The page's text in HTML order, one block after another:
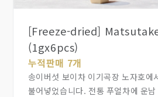
[Freeze-dried]
(1gx6pcs)
누적판매 7개
송이버섯 보이차 이기곡장 노자호에
불어넣었습니다. 전통 푸얼차에 운